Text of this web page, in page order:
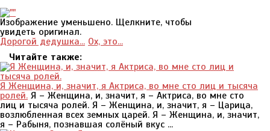
Изображение уменьшено. Щелкните, чтобы
увидеть оригинал.
Дорогой дедушка... Ох, это...
Читайте также:
Я Женщина, и, значит, я Актриса, во мне сто лиц и тысяча
ролей. Я – Женщина, и, значит, я – Актриса, во мне сто
лиц и тысяча ролей. Я – Женщина, и, значит, я – Царица,
возлюбленная всех земных царей. Я – Женщина, и, значит,
я – Рабыня, познавшая солёный вкус ...